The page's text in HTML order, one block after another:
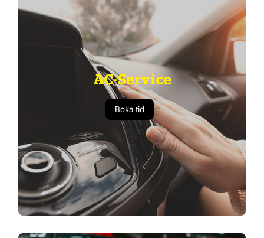
AC-Service
Boka tid